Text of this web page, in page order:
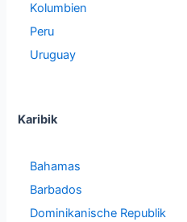
Kolumbien
Peru
Uruguay
Karibik
Bahamas
Barbados
Dominikanische Republik